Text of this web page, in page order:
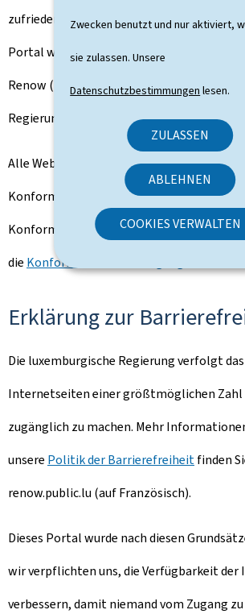
Zwecken benutzt und nur aktiviert,
sie zulassen. Unsere
Datenschutzbestimmungen lesen.
ZULASSEN
ABLEHNEN
COOKIES VERWALTEN
zufriedenstellenden Qualitäts- und
Portal wird nach den Empfehlungen des
Renow (Bezugsmodell der Websites-
Regierung des Großherzogtums
Alle Webseiten dieses Portals erben die
Konformitätsbescheinigung von
Konformitätsniveau dieser Webseite zu
die Konformitätsbescheinigung des
Erklärung zur
Die luxemburgische Regierung verfolgt
Internetseiten einer größtmöglichen Zahl
zugänglich zu machen. Mehr
unsere Politik der Barrierefreiheitfinden
renow.public.lu (auf Französisch).
Dieses Portal wurde nach diesen
wir verpflichten uns, die Verfügbarkeit der
verbessern, damit niemand vom Zugang